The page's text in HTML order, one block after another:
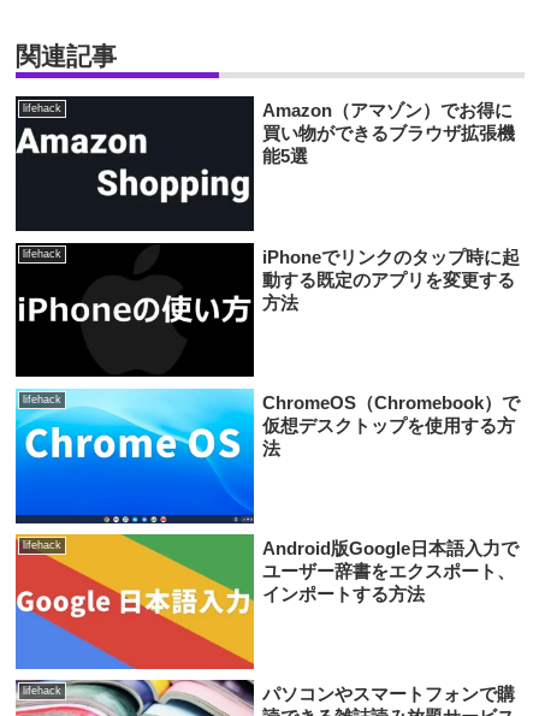
関連記事
lifehack
Amazon（アマゾン）でお得に
買い物ができるブラウザ拡張機
能5選
lifehack
iPhoneでリンクのタップ時に起
動する既定のアプリを変更する
方法
lifehack
ChromeOS（Chromebook）で
仮想デスクトップを使用する方
法
lifehack
Android版Google日本語入力で
ユーザー辞書をエクスポート、
インポートする方法
lifehack
パソコンやスマートフォンで購